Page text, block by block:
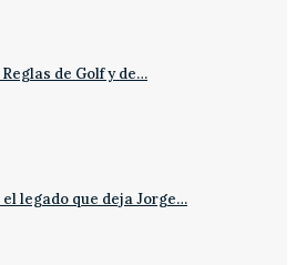
de Golf y de…
legado que deja Jorge…